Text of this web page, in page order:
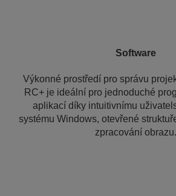
Software
Výkonné prostředí pro správu
RC+ je ideální pro jednoduché
aplikací díky intuitivnímu
systému Windows, otevřené
zpracování obrazu.